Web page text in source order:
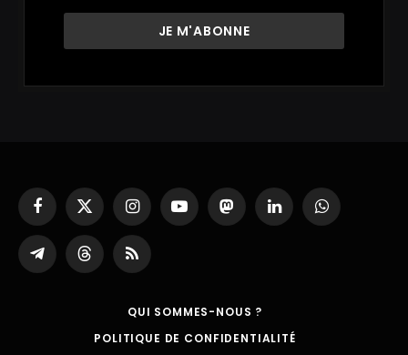
Facebook
X
(Twitter)
InstagramYouTubeMastodonLinkedInWhatsApp
Partager
sur
ThreadsRSS
QUI SOMMES-NOUS ?
POLITIQUE DE CONFIDENTIALITÉ